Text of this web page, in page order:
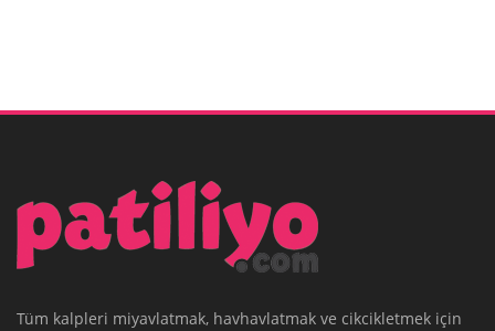
Tüm kalpleri miyavlatmak, havhavlatmak ve cikcikletmek için